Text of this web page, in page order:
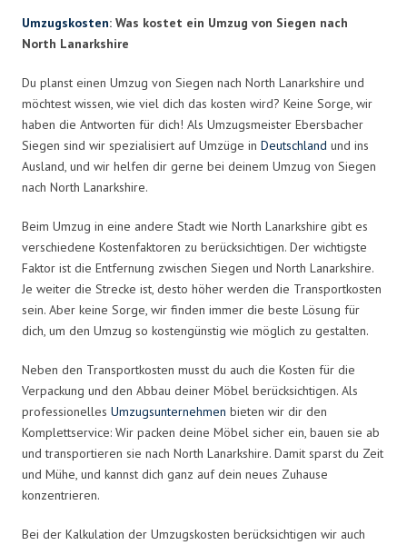
Umzugskosten: Was kostet ein Umzug von Siegen nach
North Lanarkshire
Du planst einen Umzug von Siegen nach North Lanarkshire und
möchtest wissen, wie viel dich das kosten wird? Keine Sorge, wir
haben die Antworten für dich! Als Umzugsmeister Ebersbacher
Siegen sind wir spezialisiert auf Umzüge in Deutschland und ins
Ausland, und wir helfen dir gerne bei deinem Umzug von Siegen
nach North Lanarkshire.
Beim Umzug in eine andere Stadt wie North Lanarkshire gibt es
verschiedene Kostenfaktoren zu berücksichtigen. Der wichtigste
Faktor ist die Entfernung zwischen Siegen und North Lanarkshire.
Je weiter die Strecke ist, desto höher werden die Transportkosten
sein. Aber keine Sorge, wir finden immer die beste Lösung für
dich, um den Umzug so kostengünstig wie möglich zu gestalten.
Neben den Transportkosten musst du auch die Kosten für die
Verpackung und den Abbau deiner Möbel berücksichtigen. Als
professionelles Umzugsunternehmen bieten wir dir den
Komplettservice: Wir packen deine Möbel sicher ein, bauen sie ab
und transportieren sie nach North Lanarkshire. Damit sparst du Zeit
und Mühe, und kannst dich ganz auf dein neues Zuhause
konzentrieren.
Bei der Kalkulation der Umzugskosten berücksichtigen wir auch